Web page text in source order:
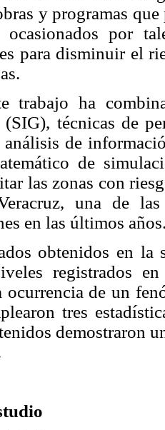
y programas
ocasionados por
para disminuir el
trabajo ha
(SIG), técnicas de
análisis de
de
las zonas con
una de
en las últimos
obtenidos en la
registrados
ocurrencia de un
tres
demostraron